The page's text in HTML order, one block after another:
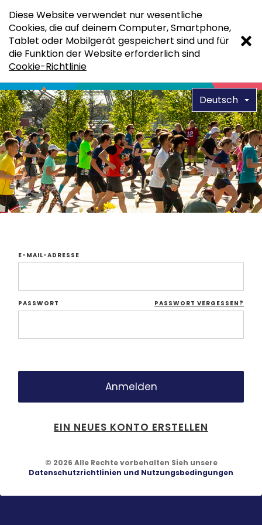
Diese Website verwendet nur wesentliche
Cookies, die auf deinem Computer, Smartphone,
Tablet oder Mobilgerät gespeichert sind und für
die Funktion der Website erforderlich sind
Cookie-Richtlinie
Deutsch
E-MAIL-ADRESSE
PASSWORT PASSWORT VERGESSEN?
EIN NEUES KONTO ERSTELLEN
© 2026 Alle Rechte vorbehalten Sieh unsere
Datenschutzrichtlinien und Nutzungsbedingungen